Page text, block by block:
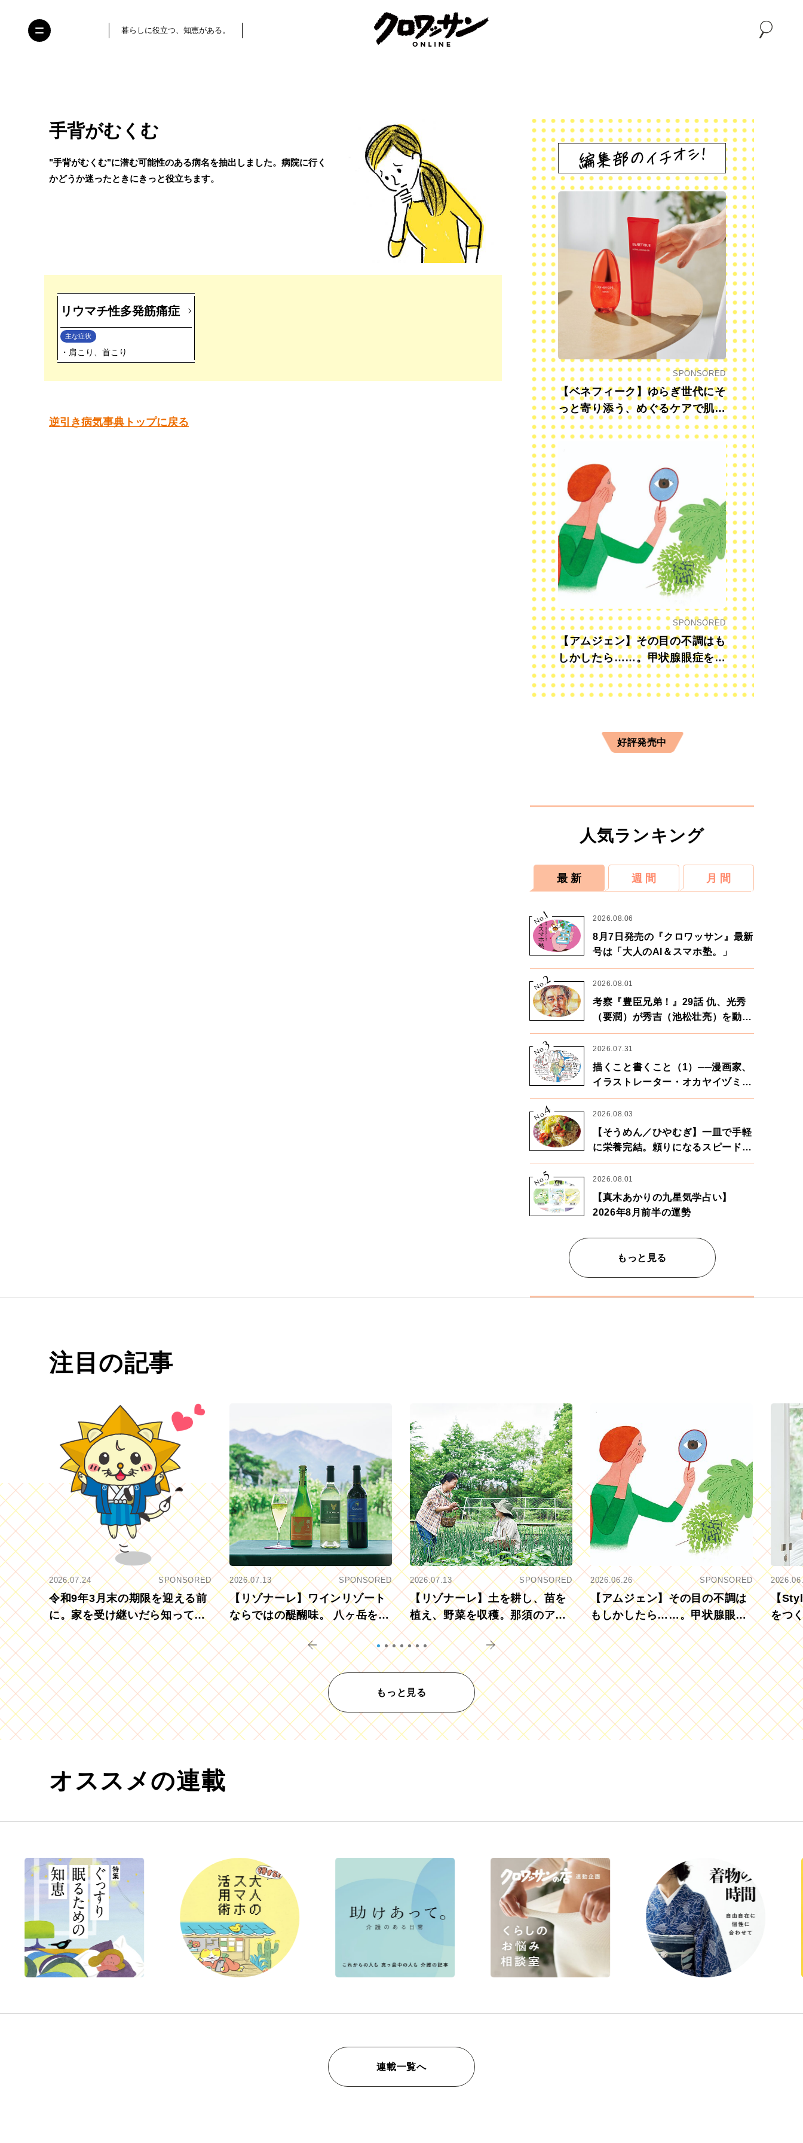
暮らしに役立つ、知恵がある。
手背がむくむ
"手背がむくむ"に潜む可能性のある病名を抽出しました。病院に行く
かどうか迷ったときにきっと役立ちます。
リウマチ性多発筋痛症
主な症状
肩こり、首こり
逆引き病気事典トップに戻る
SPONSORED
【ベネフィーク】ゆらぎ世代にそ
っと寄り添う、めぐるケアで肌も
心も前向きに
SPONSORED
【アムジェン】その目の不調はも
しかしたら……。甲状腺眼症を知
っていますか？
好評発売中
人気ランキング
最 新 週 間 月 間
No.
1 2026.08.06
8月7日発売の『クロワッサン』最新
号は「大人のAI＆スマホ塾。」
No.2 2026.08.01
考察『豊臣兄弟！』29話 仇、光秀
（要潤）が秀吉（池松壮亮）を動か
す。天下に向けた兄弟の分岐点。
No.
3 2026.07.31
描くこと書くこと（1）──漫画家、
イラストレーター・オカヤイヅミさ
ん×漫画家・鶴谷香央理さん
No.
4 2026.08.03
【そうめん／ひやむぎ】一皿で手軽
に栄養完結。頼りになるスピードパ
ワー麺
No.
5 2026.08.01
【真木あかりの九星気学占い】
2026年8月前半の運勢
もっと見る
注目の記事
2026.07.24 SPONSORED
令和9年3月末の期限を迎える前
に。家を受け継いだら知ってお
きたい「相続登記の義務化」
2026.07.13 SPONSORED
【リゾナーレ】ワインリゾート
ならではの醍醐味。 八ヶ岳を望
むブドウ畑でアペロ
2026.07.13 SPONSORED
【リゾナーレ】土を耕し、苗を
植え、野菜を収穫。那須のアグ
リツーリズモを体験
2026.06.26 SPONSORED
【アムジェン】その目の不調は
もしかしたら……。甲状腺眼症
を知っていますか？
【
をつ
もっと見る
オススメの連載
連載一覧へ